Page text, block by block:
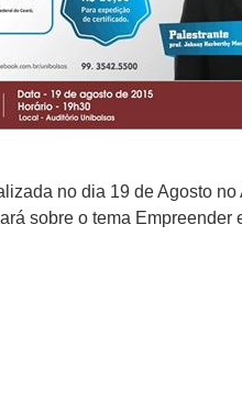
no dia 19 de Agosto
sobre o tema Empreender